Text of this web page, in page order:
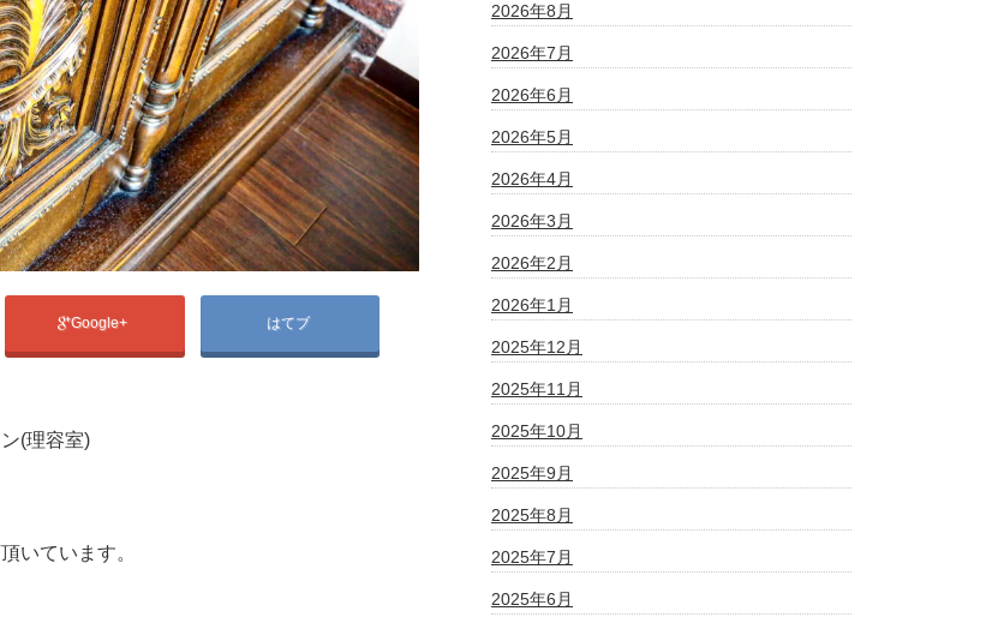
Google+ はてブ
(理容室)
いています。
2026年8月
2026年7月
2026年6月
2026年5月
2026年4月
2026年3月
2026年2月
2026年1月
2025年12月
2025年11月
2025年10月
2025年9月
2025年8月
2025年7月
2025年6月